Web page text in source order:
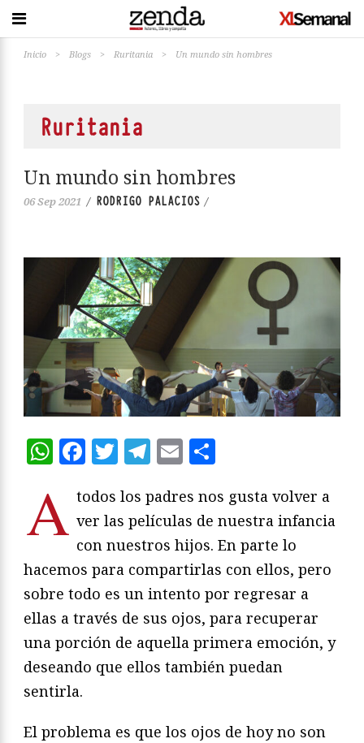
Inicio > Blogs > Ruritania > Un mundo sin hombres
Ruritania
Un mundo sin hombres
06 Sep 2021 / RODRIGO PALACIOS /
WhatsApp
Facebook
Twitter
Telegram
Email
A todos los padres nos gusta volver a
ver las películas de nuestra infancia
con nuestros hijos. En parte lo
hacemos para compartirlas con ellos, pero
sobre todo es un intento por regresar a
ellas a través de sus ojos, para recuperar
una porción de aquella primera emoción, y
deseando que ellos también puedan
sentirla.
El problema es que los ojos de hoy no son